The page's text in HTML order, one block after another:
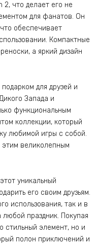
2, что делает его не
для фанатов. Он
обеспечивает
Компактные
а яркий дизайн
для друзей и
Запада и
функциональным
коллекции, который
любимой игры с собой.
великолепным
уникальный
его своим друзьям.
использования, так и в
любой праздник. Покупая
стильный элемент, но и
полон приключений и